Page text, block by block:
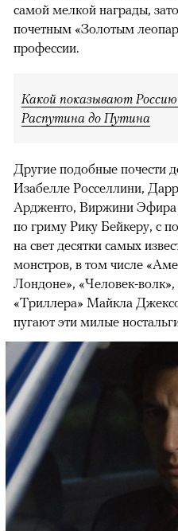
самой мелкой награды,
почетным «Золотым
профессии.
Какой показывают Россию
Распутина до Путина
Другие подобные почести
Изабелле Росселлини,
Ардженто, Виржини Эфира
по гриму Рику Бейкеру, с
на свет десятки самых
монстров, в том числе
Лондоне», «Человек-
«Триллера» Майкла
пугают эти милые